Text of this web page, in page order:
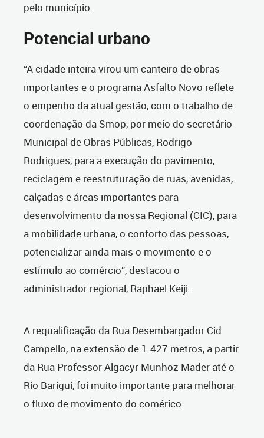
pelo município.
Potencial urbano
“A cidade inteira virou um canteiro de obras
importantes e o programa Asfalto Novo reflete
o empenho da atual gestão, com o trabalho de
coordenação da Smop, por meio do secretário
Municipal de Obras Públicas, Rodrigo
Rodrigues, para a execução do pavimento,
reciclagem e reestruturação de ruas, avenidas,
calçadas e áreas importantes para
desenvolvimento da nossa Regional (CIC), para
a mobilidade urbana, o conforto das pessoas,
potencializar ainda mais o movimento e o
estímulo ao comércio”, destacou o
administrador regional, Raphael Keiji.
A requalificação da Rua Desembargador Cid
Campello, na extensão de 1.427 metros, a partir
da Rua Professor Algacyr Munhoz Mader até o
Rio Barigui, foi muito importante para melhorar
o fluxo de movimento do comérico.